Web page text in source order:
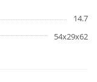
14.7
54х29х62